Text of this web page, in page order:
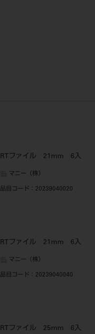
RTファイル 21mm 6入
マニー（株）
品目コード ：20239040020
RTファイル 21mm 6入
マニー（株）
品目コード ：20239040040
RTファイル 25mm 6入